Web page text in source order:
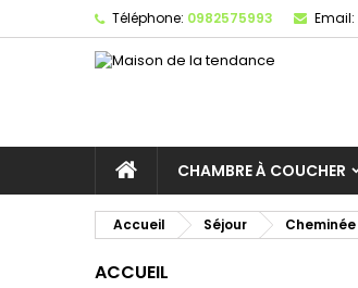
Téléphone: 0982575993 Email:
CHAMBRE À COUCHER
Accueil Séjour Cheminée
ACCUEIL